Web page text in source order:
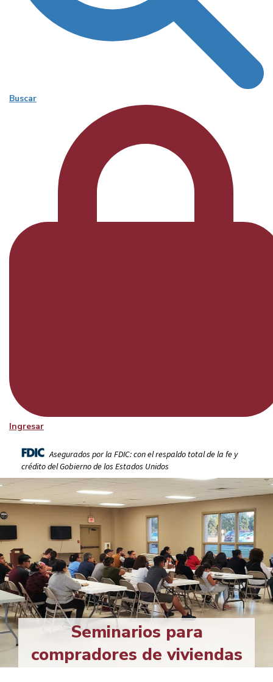
Buscar
Ingresar
Asegurados por la FDIC: con el respaldo total de la fe y
crédito del Gobierno de los Estados Unidos
Seminarios para
compradores de viviendas